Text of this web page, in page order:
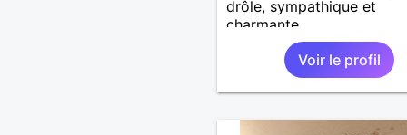
drôle, sympathique et
charmante
Voir le profil